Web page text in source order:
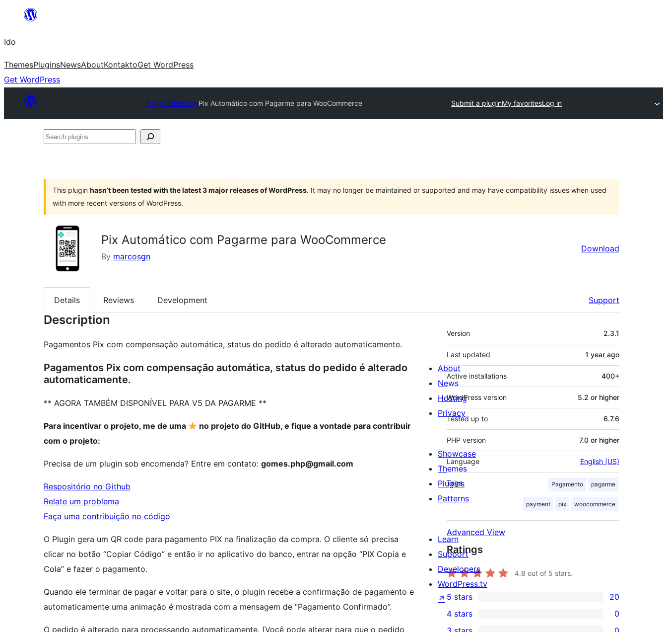
content
Ido
ThemesPluginsNewsAboutKontaktoGet WordPress
Get WordPress
Plugin DirectoryPix Automático com Pagarme para WooCommerce Submit a pluginMy favoritesLog in
Search
This plugin hasn’t been tested with the latest 3 major releases of WordPress. It may no longer be maintained or supported and may have compatibility issues when used
with more recent versions of WordPress.
Pix Automático com Pagarme para WooCommerce
By marcosgn
Download
Details Reviews Development Support
Description
Pagamentos Pix com compensação automática, status do pedido é alterado automaticamente.
Pagamentos Pix com compensação automática, status do pedido é alterado
automaticamente.
** AGORA TAMBÉM DISPONÍVEL PARA V5 DA PAGARME **
Para incentivar o projeto, me de uma
no projeto do GitHub, e fique a vontade para contribuir
com o projeto:
Precisa de um plugin sob encomenda? Entre em contato: gomes.php@gmail.com
Respositório no Github
Relate um problema
Faça uma contribuição no código
O Plugin gera um QR code para pagamento PIX na finalização da compra. O cliente só precisa
clicar no botão “Copiar Código” e então ir no aplicativo do banco, entrar na opção “PIX Copia e
Cola” e fazer o pagamento.
Quando ele terminar de pagar e voltar para o site, o plugin recebe a confirmação de pagamento e
automaticamente uma animação é mostrada com a mensagem de “Pagamento Confirmado”.
O pedido é alterado para processando automaticamente. (Você pode alterar para que o pedido
Meta
Version 2.3.1
Last updated 1 year ago
Active installations 400+
WordPress version 5.2 or higher
Tested up to 6.7.6
PHP version 7.0 or higher
Language English (US)
Tags Pagamento pagarme
payment pix woocommerce
Advanced View
Ratings
4.8 out of 5 stars.
20
5-
5 stars 20
4 stars 0
About
News
Hosting
Privacy
Showcase
Themes
Plugins
Patterns
Learn
Support
Developers
WordPress.tv
↗